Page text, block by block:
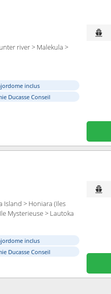
river > Malekula >
inclus
Ducasse Conseil
Island > Honiara (Iles
Mysterieuse > Lautoka
inclus
Ducasse Conseil